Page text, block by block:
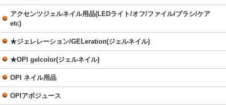
アクセンツジェルネイル用品(LEDライト/オフ/ファイル/ブラシ/ケア
etc)
★ジェレレーション/GELeration(ジェルネイル)
★OPI gelcolor(ジェルネイル)
OPI ネイル用品
OPIアボジュース